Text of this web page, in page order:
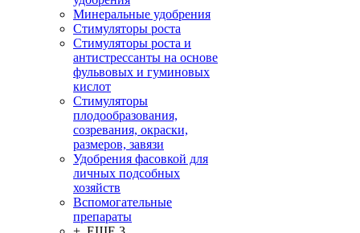
Минеральные удобрения
Стимуляторы роста
Стимуляторы роста и
антистрессанты на основе
фульвовых и гуминовых
кислот
Стимуляторы
плодообразования,
созревания, окраски,
размеров, завязи
Удобрения фасовкой для
личных подсобных
хозяйств
Вспомогательные
препараты